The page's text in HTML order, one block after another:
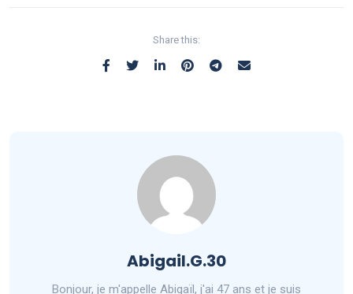
Share this:
Abigail.G.30
Bonjour, je m'appelle Abigaïl, j'ai 47 ans et je suis